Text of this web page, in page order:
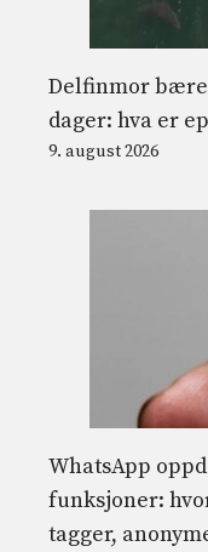
Delfinmor
dager: hva er
9. august 2026
WhatsApp
funksjoner:
tagger,